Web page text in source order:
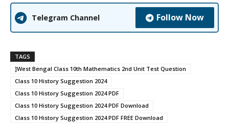
Telegram Channel Follow Now
TAGS
]West Bengal Class 10th Mathematics 2nd Unit Test Question
Class 10 History Suggestion 2024
Class 10 History Suggestion 2024 PDF
Class 10 History Suggestion 2024 PDF Download
Class 10 History Suggestion 2024 PDF FREE Download